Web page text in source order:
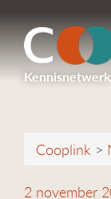
Cooplink >
2 november